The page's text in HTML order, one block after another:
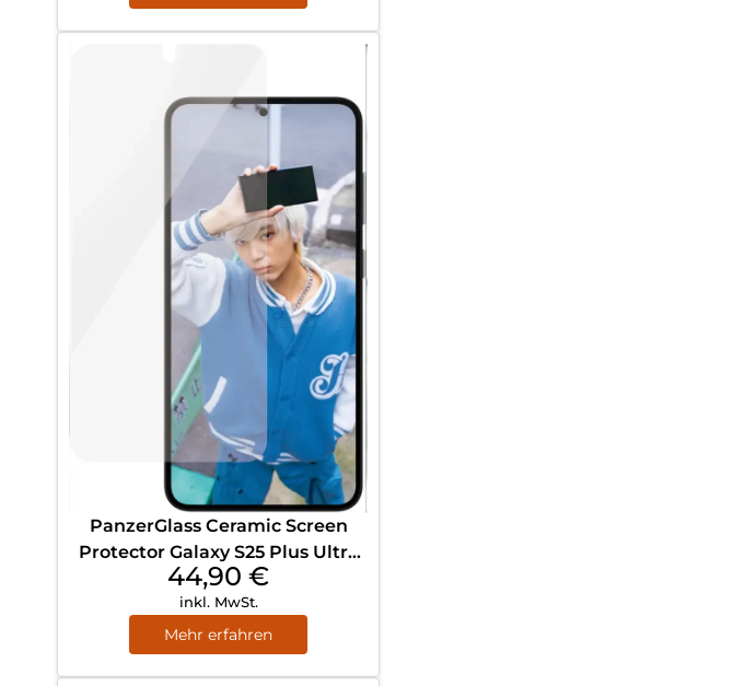
PanzerGlass Ceramic Screen
Protector Galaxy S25 Plus Ultra
Wide Fit Transparent
44,90 €
inkl. MwSt.
Mehr erfahren